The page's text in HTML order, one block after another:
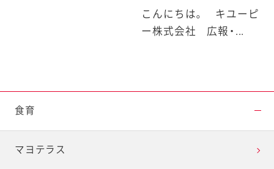
こんにちは。 キユーピ
ー株式会社 広報・...
食育
マヨテラス